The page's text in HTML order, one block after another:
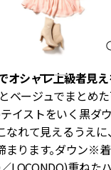
オシャレ上級者見
ベージュでまとめ
イストをいく黒ダ
なれて見えるうえに
まります。ダウン※